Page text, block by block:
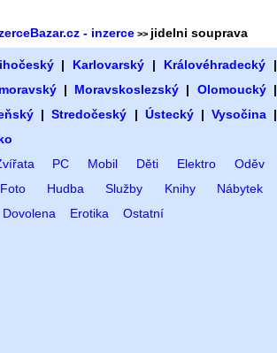
- inzerce >> jidelni souprava
| Karlovarský | Královéhradecký |
| Moravskoslezský | Olomoucký|
|Stredočeský | Ústecký| Vysočina|
PC Mobil Děti Elektro
Oděv
Foto Hudba Služby Knihy
Nábytek
Dovolena Erotika Ostatní